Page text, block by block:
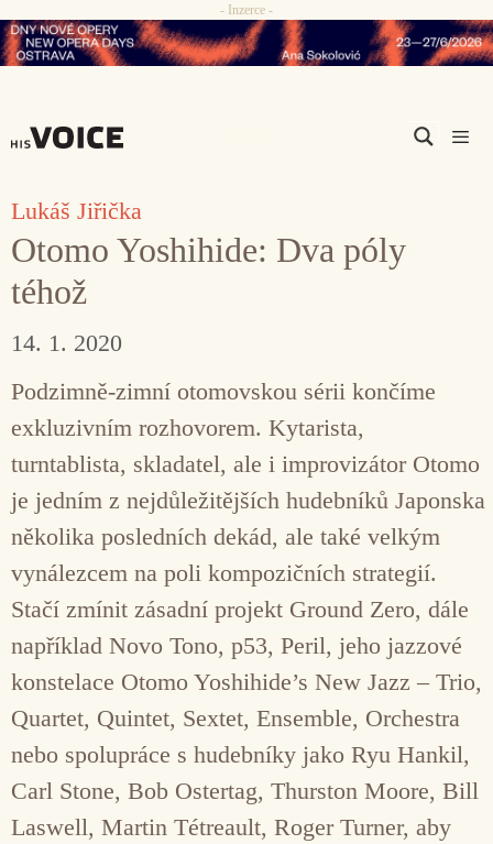
Přeskočit
na
- Inzerce -
Lukáš Jiřička
Otomo Yoshihide: Dva póly
téhož
14. 1. 2020
Podzimně-zimní otomovskou sérii končíme
exkluzivním rozhovorem. Kytarista,
turntablista, skladatel, ale i improvizátor Otomo
je jedním z nejdůležitějších hudebníků Japonska
několika posledních dekád, ale také velkým
vynálezcem na poli kompozičních strategií.
Stačí zmínit zásadní projekt Ground Zero, dále
například Novo Tono, p53, Peril, jeho jazzové
konstelace Otomo Yoshihide’s New Jazz – Trio,
Quartet, Quintet, Sextet, Ensemble, Orchestra
nebo spolupráce s hudebníky jako Ryu Hankil,
Carl Stone, Bob Ostertag, Thurston Moore, Bill
Laswell, Martin Tétreault, Roger Turner, aby